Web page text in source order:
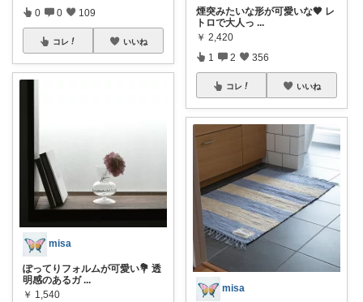
0 0 109
コレ いいね
misa
ぽってりフォルムが可愛い💐 透
明感のあるガ ...
￥ 1,540
煙突みたいな形が可愛いな🖤 レ
トロで大人っ ...
￥ 2,420
1 2 356
コレ いいね
misa